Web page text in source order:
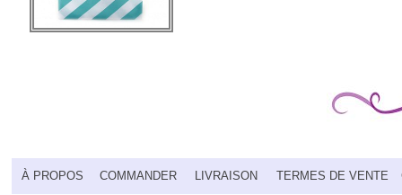
À PROPOS COMMANDER LIVRAISON TERMES DE VENTE